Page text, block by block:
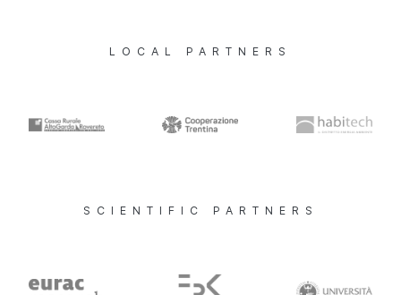
LOCAL PARTNERS
SCIENTIFIC PARTNERS